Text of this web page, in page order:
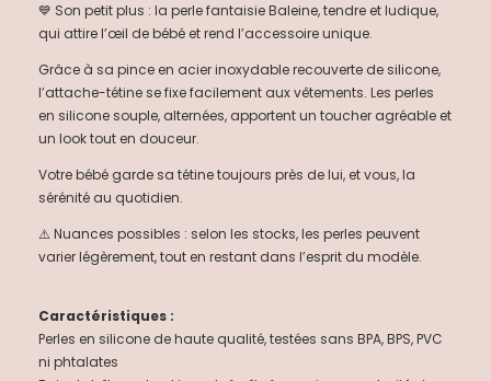
💙 Son petit plus : la perle fantaisie Baleine, tendre et ludique,
qui attire l’œil de bébé et rend l’accessoire unique.
Grâce à sa pince en acier inoxydable recouverte de silicone,
l’attache-tétine se fixe facilement aux vêtements. Les perles
en silicone souple, alternées, apportent un toucher agréable et
un look tout en douceur.
Votre bébé garde sa tétine toujours près de lui, et vous, la
sérénité au quotidien.
⚠️ Nuances possibles : selon les stocks, les perles peuvent
varier légèrement, tout en restant dans l’esprit du modèle.
Caractéristiques :
Perles en silicone de haute qualité, testées sans BPA, BPS, PVC
ni phtalates